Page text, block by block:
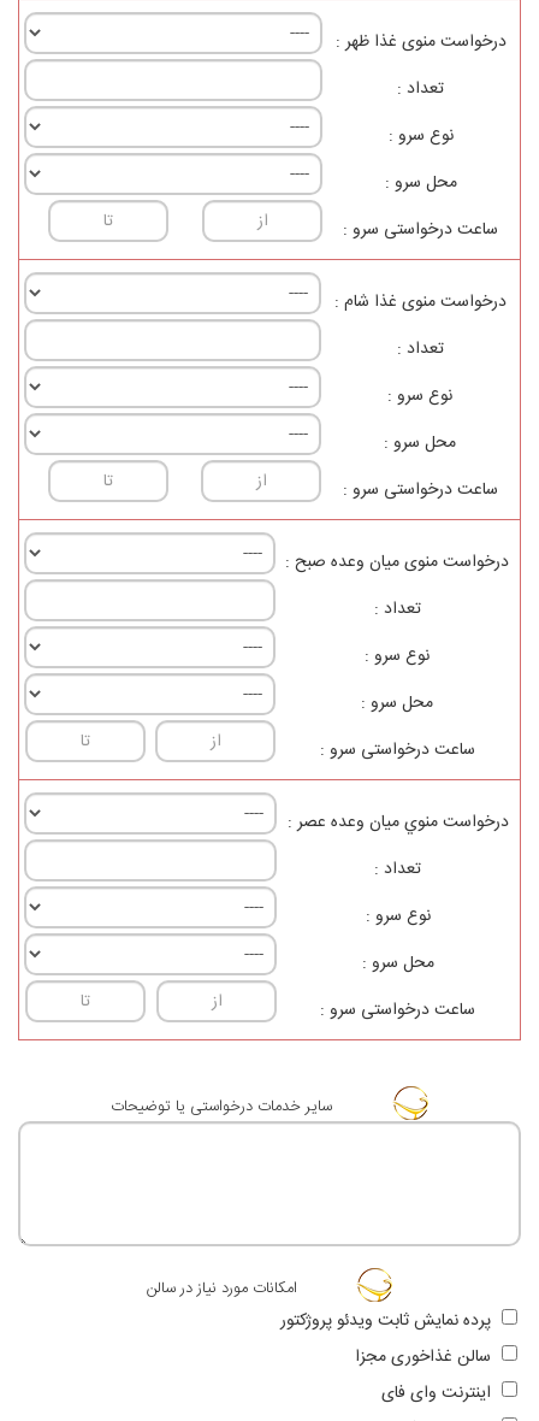
درخواست منوی غذا ظهر :
تعداد :
نوع سرو :
محل سرو :
ساعت درخواستی سرو :
درخواست منوی غذا شام :
تعداد :
نوع سرو :
محل سرو :
ساعت درخواستی سرو :
درخواست منوی ميان وعده صبح :
تعداد :
نوع سرو :
محل سرو :
ساعت درخواستی سرو :
درخواست منوي ميان وعده عصر :
تعداد :
نوع سرو :
محل سرو :
ساعت درخواستی سرو :
ساير خدمات درخواستی یا توضيحات
امکانات مورد نیاز در سالن
پرده نمایش ثابت ویدئو پروژکتور
سالن غذاخوری مجزا
اینترنت وای فای